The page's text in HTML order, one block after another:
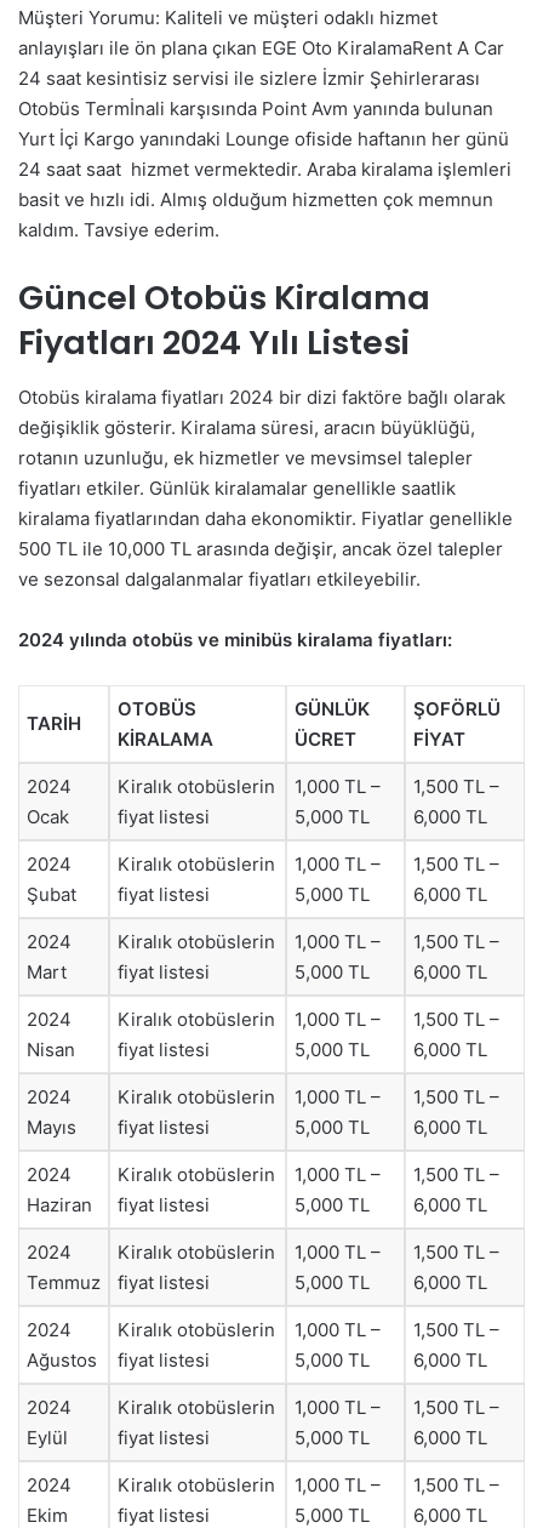
Müşteri Yorumu: Kaliteli ve müşteri odaklı hizmet
anlayışları ile ön plana çıkan EGE Oto KiralamaRent A Car
24 saat kesintisiz servisi ile sizlere İzmir Şehirlerarası
Otobüs Termİnali karşısında Point Avm yanında bulunan
Yurt İçi Kargo yanındaki Lounge ofiside haftanın her günü
24 saat saat hizmet vermektedir. Araba kiralama işlemleri
basit ve hızlı idi. Almış olduğum hizmetten çok memnun
kaldım. Tavsiye ederim.
Güncel Otobüs Kiralama
Fiyatları 2024 Yılı Listesi
Otobüs kiralama fiyatları 2024 bir dizi faktöre bağlı olarak
değişiklik gösterir. Kiralama süresi, aracın büyüklüğü,
rotanın uzunluğu, ek hizmetler ve mevsimsel talepler
fiyatları etkiler. Günlük kiralamalar genellikle saatlik
kiralama fiyatlarından daha ekonomiktir. Fiyatlar genellikle
500 TL ile 10,000 TL arasında değişir, ancak özel talepler
ve sezonsal dalgalanmalar fiyatları etkileyebilir.
2024 yılında otobüs ve minibüs kiralama fiyatları:
TARİH
OTOBÜS
KİRALAMA
GÜNLÜK
ÜCRET
ŞOFÖRLÜ
FİYAT
2024
Ocak
Kiralık otobüslerin
fiyat listesi
1,000 TL –
5,000 TL
1,500 TL –
6,000 TL
2024
Şubat
Kiralık otobüslerin
fiyat listesi
1,000 TL –
5,000 TL
1,500 TL –
6,000 TL
2024
Mart
Kiralık otobüslerin
fiyat listesi
1,000 TL –
5,000 TL
1,500 TL –
6,000 TL
2024
Nisan
Kiralık otobüslerin
fiyat listesi
1,000 TL –
5,000 TL
1,500 TL –
6,000 TL
2024
Mayıs
Kiralık otobüslerin
fiyat listesi
1,000 TL –
5,000 TL
1,500 TL –
6,000 TL
2024
Haziran
Kiralık otobüslerin
fiyat listesi
1,000 TL –
5,000 TL
1,500 TL –
6,000 TL
2024
Temmuz
Kiralık otobüslerin
fiyat listesi
1,000 TL –
5,000 TL
1,500 TL –
6,000 TL
2024
Ağustos
Kiralık otobüslerin
fiyat listesi
1,000 TL –
5,000 TL
1,500 TL –
6,000 TL
2024
Eylül
Kiralık otobüslerin
fiyat listesi
1,000 TL –
5,000 TL
1,500 TL –
6,000 TL
2024
Ekim
Kiralık otobüslerin
fiyat listesi
1,000 TL –
5,000 TL
1,500 TL –
6,000 TL